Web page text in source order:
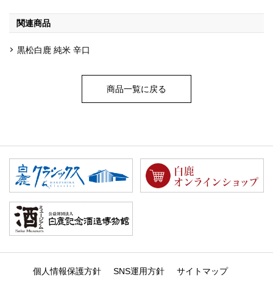
関連商品
黒松白鹿 純米 辛口
商品一覧に戻る
個人情報保護方針 SNS運用方針 サイトマップ